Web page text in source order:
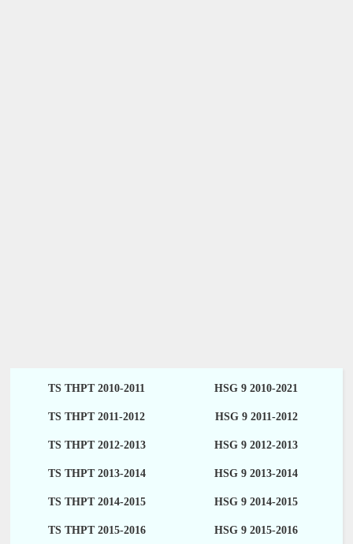
TS THPT 2010-2011 HSG 9 2010-2021
TS THPT 2011-2012 HSG 9 2011-2012
TS THPT 2012-2013 HSG 9 2012-2013
TS THPT 2013-2014 HSG 9 2013-2014
TS THPT 2014-2015 HSG 9 2014-2015
TS THPT 2015-2016 HSG 9 2015-2016